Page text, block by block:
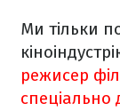
Ми тільки
режисер
спеціально